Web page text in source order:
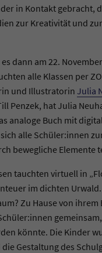
in Kontakt gebracht,
zur Kreativität und
dann am 22.
alle Klassen per
und Illustratorin Julia
Penzek, hat Julia
analoge Buch mit
alle Schüler:innen
bewegliche Elemente
tauchten virtuell in
im dichten
Zu Hause von ihrem
könnte. Die Kinder
Gestaltung des